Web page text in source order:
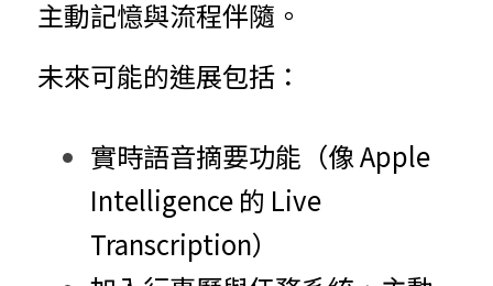
主動記憶與流程伴隨。
未來可能的進展包括：
實時語音摘要功能（像 Apple
Intelligence 的 Live
Transcription）